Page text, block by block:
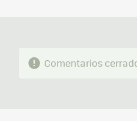
Comentarios